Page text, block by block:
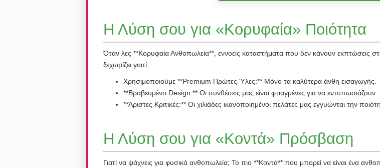
Η Λύση σου για «Κορυφαία» Ποιότητα
Όταν λες **Κορυφαία Ανθοπωλεία**, εννοείς καταστήματα που δεν κάνουν εκπτώσεις
ξεχωρίζει γιατί:
Χρησιμοποιούμε **Premium Πρώτες Ύλες:** Μόνο τα καλύτερα άνθη εισαγωγής.
**Βραβευμένο Design:** Οι συνθέσεις μας είναι φτιαγμένες για να εντυπωσιάζουν.
**Άριστες Κριτικές:** Οι χιλιάδες ικανοποιημένοι πελάτες μας εγγυώνται την
Η Λύση σου για «Κοντά» Πρόσβαση
Γιατί να ψάχνεις για φυσικά ανθοπωλεία; Το πιο **Κοντά** που μπορεί να είναι ένα